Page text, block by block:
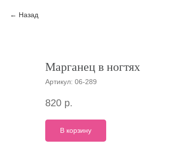
Назад
Марганец в ногтях
Артикул: 06-289
820 р.
В корзину